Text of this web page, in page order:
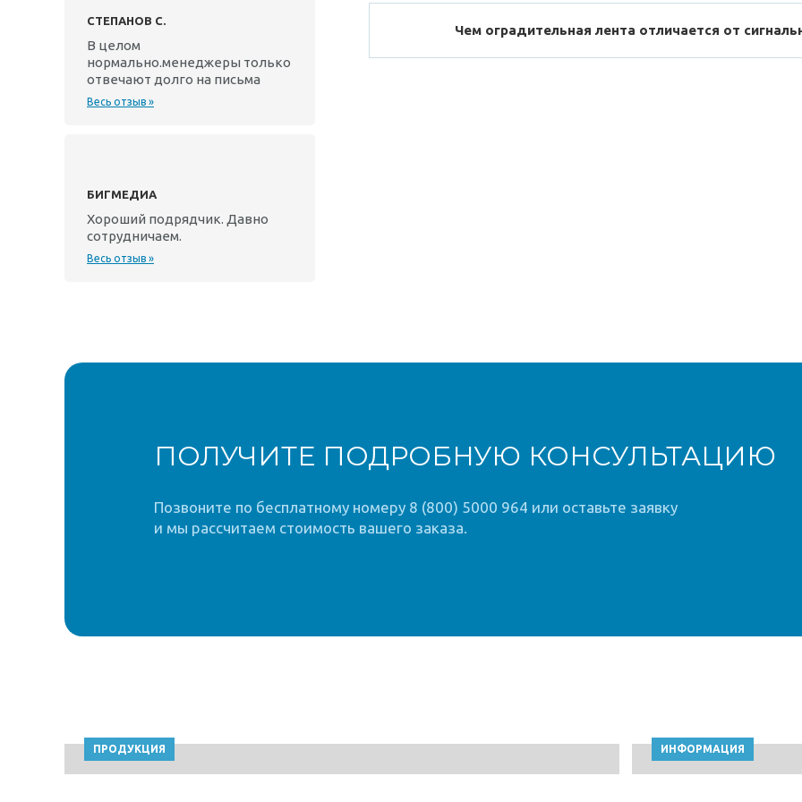
СТЕПАНОВ С.
В целом
нормально.менеджеры только
отвечают долго на письма
Весь отзыв »
БИГМЕДИА
Хороший подрядчик. Давно
сотрудничаем.
Весь отзыв »
Чем оградительная лента отличается от
ПОЛУЧИТЕ ПОДРОБНУЮ КОНСУЛЬТАЦИЮ
Позвоните по бесплатному номеру 8 (800) 5000 964 или оставьте заявку
и мы рассчитаем стоимость вашего заказа.
ПРОДУКЦИЯ ИНФОРМАЦИЯ